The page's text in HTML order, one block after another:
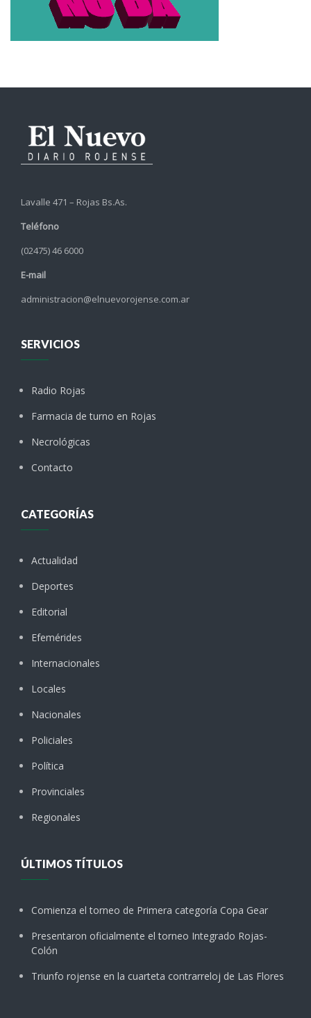
Lavalle 471 – Rojas Bs.As.
Teléfono
(02475) 46 6000
E-mail
administracion@elnuevorojense.com.ar
SERVICIOS
Radio Rojas
Farmacia de turno en Rojas
Necrológicas
Contacto
CATEGORÍAS
Actualidad
Deportes
Editorial
Efemérides
Internacionales
Locales
Nacionales
Policiales
Política
Provinciales
Regionales
ÚLTIMOS TÍTULOS
Comienza el torneo de Primera categoría Copa Gear
Presentaron oficialmente el torneo Integrado Rojas-
Colón
Triunfo rojense en la cuarteta contrarreloj de Las Flores